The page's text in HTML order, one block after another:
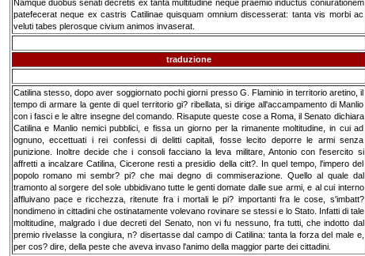
Namque duobus senati decretis ex tanta multitudine neque praemio inductus coniurationem
patefecerat neque ex castris Catilinae quisquam omnium discesserat: tanta vis morbi ac
veluti tabes plerosque civium animos invaserat.
traduzione
Catilina stesso, dopo aver soggiornato pochi giorni presso G. Flaminio in territorio aretino, il
tempo di armare la gente di quel territorio gi? ribellata, si dirige all'accampamento di Manlio
con i fasci e le altre insegne del comando. Risapute queste cose a Roma, il Senato dichiara
Catilina e Manlio nemici pubblici, e fissa un giorno per la rimanente moltitudine, in cui ad
ognuno, eccettuati i rei confessi di delitti capitali, fosse lecito deporre le armi senza
punizione. Inoltre decide che i consoli facciano la leva militare, Antonio con l'esercito si
affretti a incalzare Catilina, Cicerone resti a presidio della citt?. In quel tempo, l'impero del
popolo romano mi sembr? pi? che mai degno di commiserazione. Quello al quale dal
tramonto al sorgere del sole ubbidivano tutte le genti domate dalle sue armi, e al cui interno
affluivano pace e ricchezza, ritenute fra i mortali le pi? importanti fra le cose, s'imbatt?
nondimeno in cittadini che ostinatamente volevano rovinare se stessi e lo Stato. Infatti di tale
moltitudine, malgrado i due decreti del Senato, non vi fu nessuno, fra tutti, che indotto dal
premio rivelasse la congiura, n? disertasse dal campo di Catilina: tanta la forza del male e,
per cos? dire, della peste che aveva invaso l'animo della maggior parte dei cittadini.